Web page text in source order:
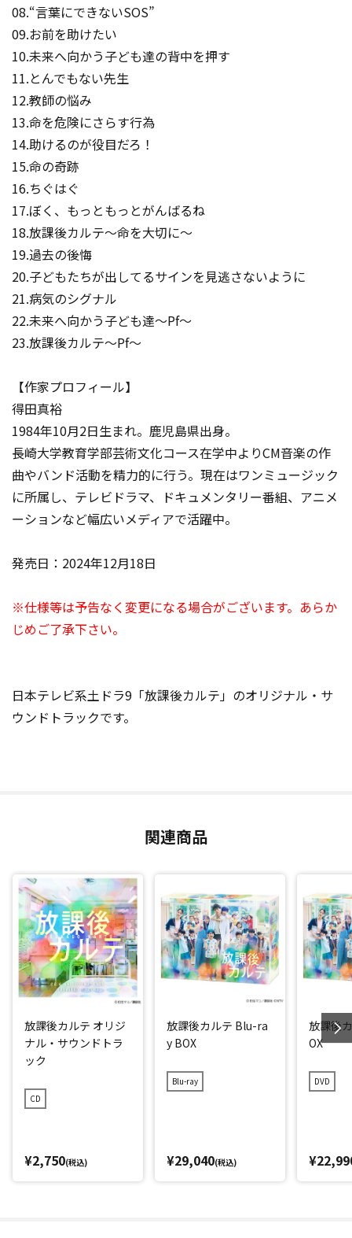
08.“言葉にできないSOS”
09.お前を助けたい
10.未来へ向かう子ども達の背中を押す
11.とんでもない先生
12.教師の悩み
13.命を危険にさらす行為
14.助けるのが役目だろ！
15.命の奇跡
16.ちぐはぐ
17.ぼく、もっともっとがんばるね
18.放課後カルテ～命を大切に～
19.過去の後悔
20.子どもたちが出してるサインを見逃さないように
21.病気のシグナル
22.未来へ向かう子ども達～Pf～
23.放課後カルテ～Pf～
【作家プロフィール】
得田真裕
1984年10月2日生まれ。鹿児島県出身。
長崎大学教育学部芸術文化コース在学中よりCM音楽の作
曲やバンド活動を精力的に行う。現在はワンミュージック
に所属し、テレビドラマ、ドキュメンタリー番組、アニメ
ーションなど幅広いメディアで活躍中。
発売日：2024年12月18日
※仕様等は予告なく変更になる場合がございます。あらか
じめご了承下さい。
日本テレビ系土ドラ9「放課後カルテ」のオリジナル・サ
ウンドトラックです。
関連商品
放課後カルテ オリジ
ナル・サウンドトラ
ック
CD
¥2,750(税込)
放課後カルテ Blu-ra
y BOX
Blu-ray
¥29,040(税込)
放課後
OX
DVD